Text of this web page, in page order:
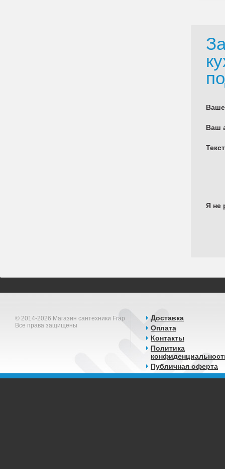
Ваш
Я не
© 2014-2026 Магазин сантехники Frap
Все права защищены
Доставка
Оплата
Контакты
Политика
Публичная оферта